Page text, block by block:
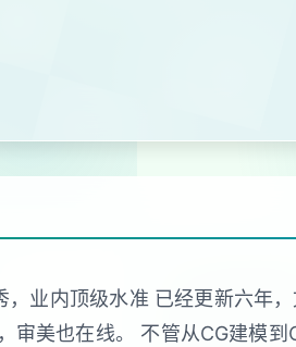
业内顶级水准 已经更新六年
美也在线。 不管从CG建模